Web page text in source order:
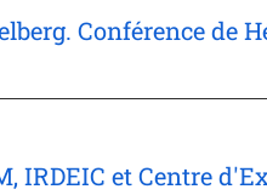
Conférence de
IRDEIC et Centre